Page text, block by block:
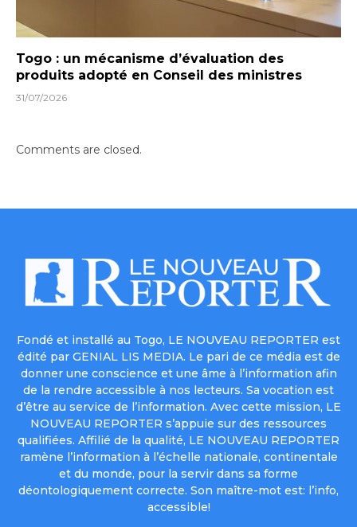
Togo : un mécanisme d’évaluation des
produits adopté en Conseil des ministres
31/07/2026
Comments are closed.
Fondé et installé au Togo, LE NOUVEAU REPORTER est
édité par GENIAL LIS MEDIA. Le pari de ce média est de
donner une conscience et une âme à l’information afin
de la rendre accessible à nos lecteurs. Sa vocation est
d’être au service de l’information. Avec cette mission, LE
NOUVEAU REPORTER s’appuie sur des ressources
qualifiées. Affilié de la qualité, LE NOUVEAU REPORTER
ramène l’information à l’échelle nationale, continentale
et du monde, pour la servir dans sa forme
déontologiquement correcte. Son maître-mot est: l’info,
accessible!